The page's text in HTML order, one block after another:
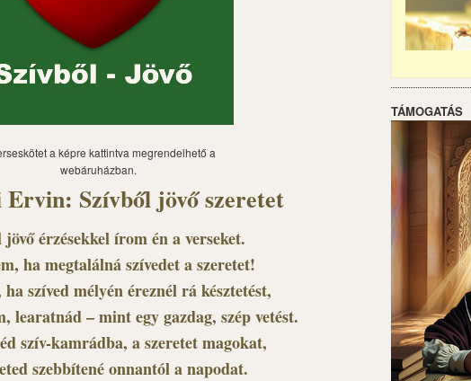
a képre kattintva megrendelhető a
webáruházban.
Szívből jövő szeretet
érzésekkel írom én a verseket.
ha megtalálná szívedet a szeretet!
ha szíved mélyén éreznél rá késztetést,
learatnád – mint egy gazdag, szép vetést.
szív-kamrádba, a szeretet magokat,
szebbítené onnantól a napodat.
TÁMOGATÁS